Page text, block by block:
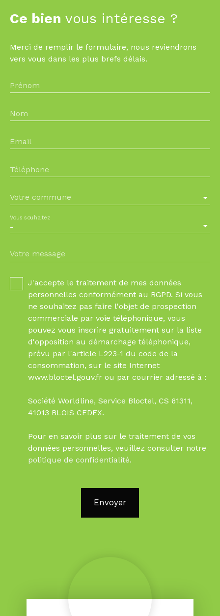
Ce bien vous intéresse ?
Merci de remplir le formulaire, nous reviendrons
vers vous dans les plus brefs délais.
Prénom
Nom
Email
Téléphone
Votre commune
-
Vous souhaitez
Votre message
J'accepte le traitement de mes données
personnelles conformément au RGPD. Si vous
ne souhaitez pas faire l'objet de prospection
commerciale par voie téléphonique, vous
pouvez vous inscrire gratuitement sur la liste
d'opposition au démarchage téléphonique,
prévu par l'article L223-1 du code de la
consommation, sur le site Internet
www.bloctel.gouv.fr ou par courrier adressé à :
Société Worldline, Service Bloctel, CS 61311,
41013 BLOIS CEDEX.
Pour en savoir plus sur le traitement de vos
données personnelles, veuillez consulter notre
politique de confidentialité.
Envoyer